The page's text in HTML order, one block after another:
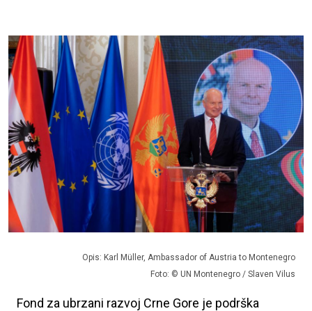
Opis: Karl Müller, Ambassador of Austria to Montenegro
Foto: © UN Montenegro / Slaven Vilus
Fond za ubrzani razvoj Crne Gore je podrška